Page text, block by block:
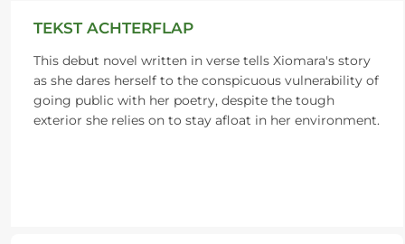
TEKST ACHTERFLAP
This debut novel written in verse tells Xiomara's story
as she dares herself to the conspicuous vulnerability of
going public with her poetry, despite the tough
exterior she relies on to stay afloat in her environment.